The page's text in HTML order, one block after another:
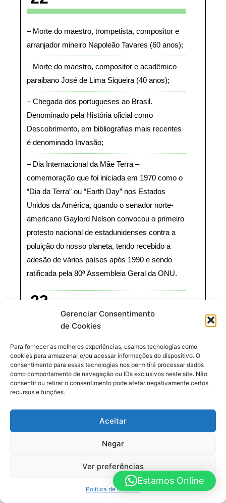
Gerenciar Consentimento
de Cookies
Para fornecer as melhores experiências, usamos tecnologias como
cookies para armazenar e/ou acessar informações do dispositivo. O
consentimento para essas tecnologias nos permitirá processar dados
como comportamento de navegação ou IDs exclusivos neste site. Não
consentir ou retirar o consentimento pode afetar negativamente certos
recursos e funções.
Aceitar
Negar
Ver preferências
Política de Cookies
Morte do maestro, trompetista, compositor e
arranjador mineiro Napoleão Tavares (60 anos)
Morte do maestro, compositor e acadêmico
paraibano José de Lima Siqueira (40 anos)
Chegada dos portugueses ao Brasil.
Denominado pela História oficial como
Descobrimento, em bibliografias mais recentes
é denominado Invasão
Dia Internacional da Mãe Terra –
comemoração que foi iniciada em 1970 como o
“Dia da Terra” ou “Earth Day” nos Estados
Unidos da América, quando o senador norte-
americano Gaylord Nelson convocou o primeiro
protesto nacional de estadunidenses contra a
poluição do nosso planeta, tendo recebido a
adesão de vários países após 1990 e sendo
ratificada pela 80ª Assembleia Geral da ONU
23
de Souza, o Milton Banana (90 anos) – um dos
principais da Bossa Nova. Em 1959 participou
da gravação de “Chega de Saudade”,
considerado o primeiro álbum da bossa nova,
e João, participando do show do Carnegie Hall
histórico disco Getz/Gilberto, em 1963,
pela internacionalização do gênero. Formou o
Milton Banana Trio, que gravou mais de 20Estamos Online